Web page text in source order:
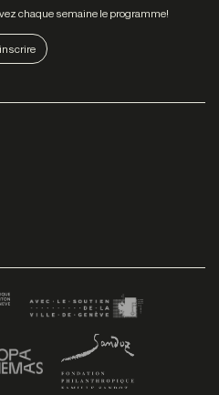
chaque semaine le programme!